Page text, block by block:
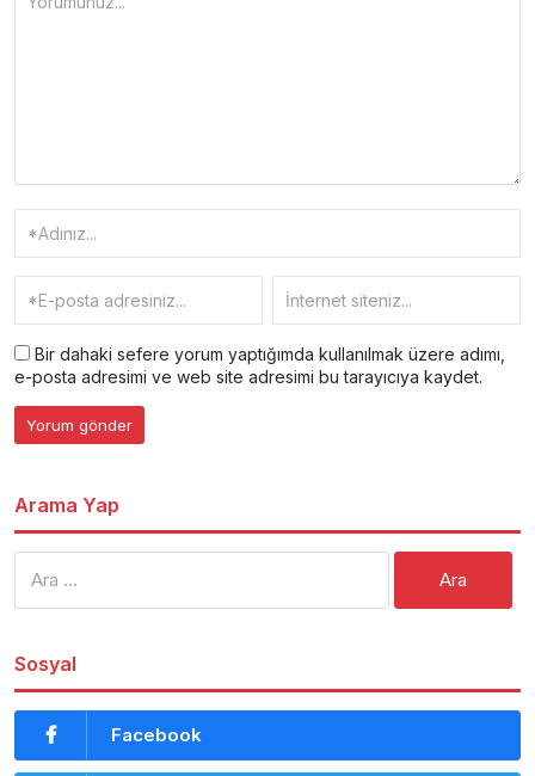
Bir dahaki sefere yorum yaptığımda kullanılmak üzere adımı,
e-posta adresimi ve web site adresimi bu tarayıcıya kaydet.
Arama Yap
Sosyal
Facebook